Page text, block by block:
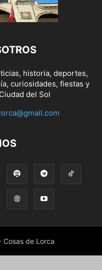
historia, deportes,
curiosidades, fiestas y
del Sol
de Lorca